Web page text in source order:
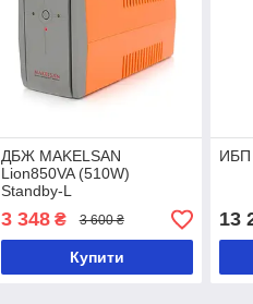
ДБЖ MAKELSAN
Lion850VA (510W)
Standby-L
3 348₴ 3 600 ₴
Купити
ИБП
13